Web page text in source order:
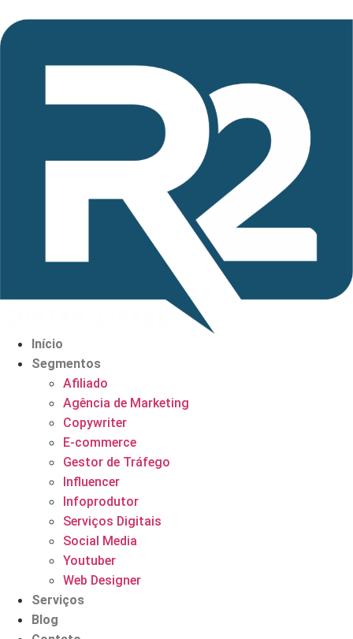
Início
Segmentos
Afiliado
Agência de Marketing
Copywriter
E-commerce
Gestor de Tráfego
Influencer
Infoprodutor
Serviços Digitais
Social Media
Youtuber
Web Designer
Serviços
Blog